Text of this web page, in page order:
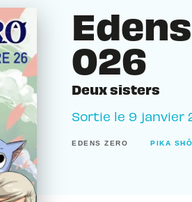
026
Deux sisters
Sortie le 9 janvier
EDENS ZERO PIKA